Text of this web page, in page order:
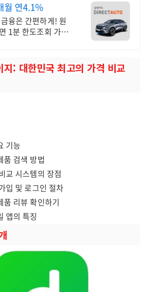
월 연4.1%
융은 간편하게! 원
1분 한도조회 가능
지: 대한민국 최고의 가격 비교
기능
품 검색 방법
교 시스템의 장점
입 및 로그인 절차
품 리뷰 확인하기
앱의 특징